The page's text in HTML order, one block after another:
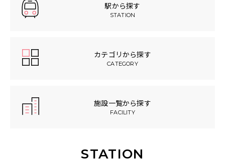
駅から探す
STATION
カテゴリから探す
CATEGORY
施設一覧から探す
FACILITY
STATION